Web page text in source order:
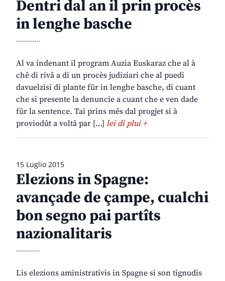
Dentri dal an il prin procès
in lenghe basche
............
Al va indenant il program Auzia Euskaraz che al à
chê di rivâ a di un procès judiziari che al puedi
davuelzisi di plante fûr in lenghe basche, di cuant
che si presente la denuncie a cuant che e ven dade
fûr la sentence. Tai prins mês dal progjet si à
proviodût a voltâ par […] lei di plui +
15 Luglio 2015
Elezions in Spagne:
avançade de çampe, cualchi
bon segno pai partîts
nazionalitaris
............
Lis elezions aministrativis in Spagne si son tignudis